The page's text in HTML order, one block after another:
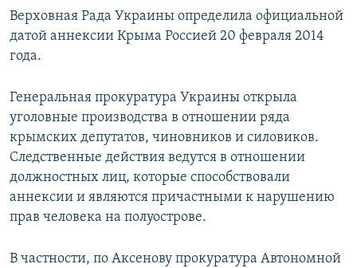
Верховная Рада Украины определила официальной
датой аннексии Крыма Россией 20 февраля 2014
года.
Генеральная прокуратура Украины открыла
уголовные производства в отношении ряда
крымских депутатов, чиновников и силовиков.
Следственные действия ведутся в отношении
должностных лиц, которые способствовали
аннексии и являются причастными к нарушению
прав человека на полуострове.
В частности, по Аксенову прокуратура Автономной